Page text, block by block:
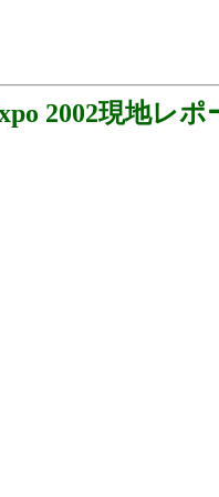
2002現地レポ